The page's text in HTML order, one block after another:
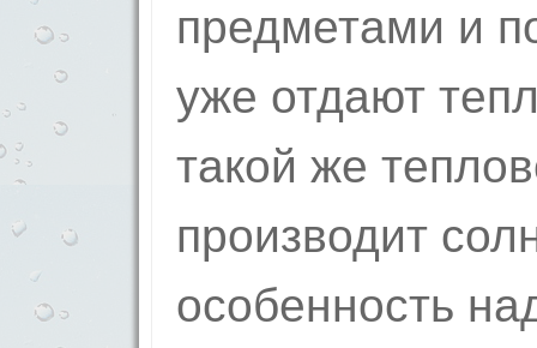
предметами и
уже отдают
такой же
производит
особенность